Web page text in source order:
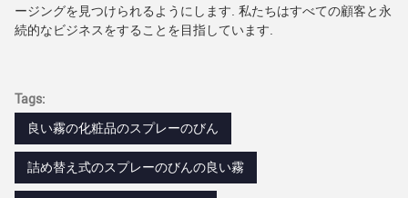
ージングを見つけられるようにします. 私たちはすべての顧客と永
続的なビジネスをすることを目指しています.
Tags:
良い霧の化粧品のスプレーのびん
詰め替え式のスプレーのびんの良い霧